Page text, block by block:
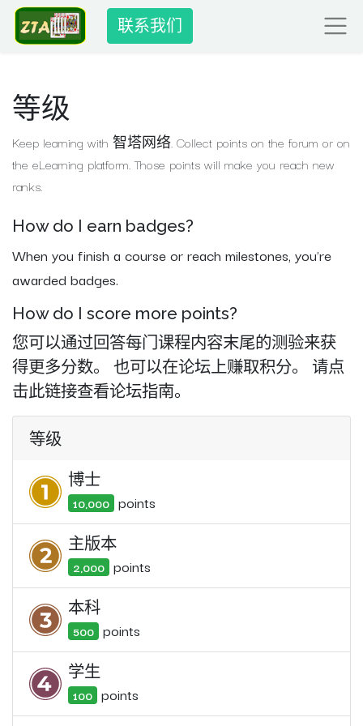
联系我们
等级
Keep learning with 智塔网络. Collect points on the forum or on
the eLearning platform. Those points will make you reach new
ranks.
How do I earn badges?
When you finish a course or reach milestones, you're
awarded badges.
How do I score more points?
您可以通过回答每门课程内容末尾的测验来获
得更多分数。 也可以在论坛上赚取积分。 请点
击此链接查看论坛指南。
等级
博士
10,000 points
主版本
2,000 points
本科
500 points
学生
100 points